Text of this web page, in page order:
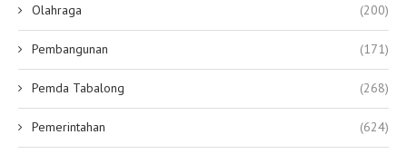
Olahraga (200)
Pembangunan (171)
Pemda Tabalong (268)
Pemerintahan (624)